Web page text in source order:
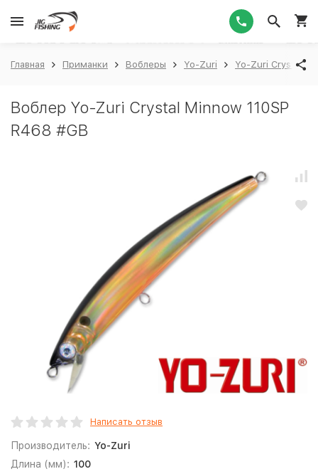
Главная Приманки Воблеры Yo-Zuri Yo-Zuri Crystal
Воблер Yo-Zuri Crystal Minnow 110SP
R468 #GB
Написать отзыв
Производитель: Yo-Zuri
Длина (мм): 100